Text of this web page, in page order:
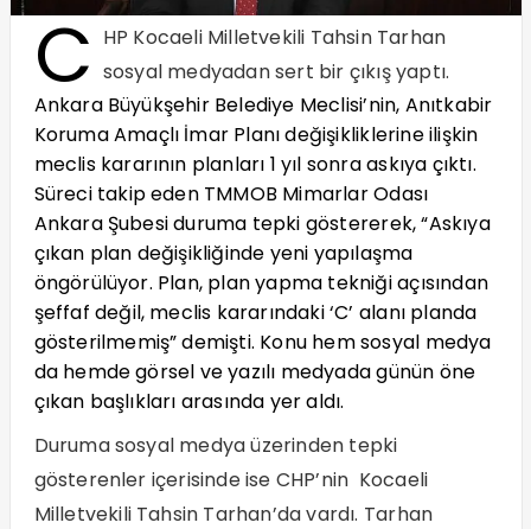
C HP Kocaeli Milletvekili Tahsin Tarhan
sosyal medyadan sert bir çıkış yaptı.
Ankara Büyükşehir Belediye Meclisi’nin, Anıtkabir
Koruma Amaçlı İmar Planı değişikliklerine ilişkin
meclis kararının planları 1 yıl sonra askıya çıktı.
Süreci takip eden TMMOB Mimarlar Odası
Ankara Şubesi duruma tepki göstererek, “Askıya
çıkan plan değişikliğinde yeni yapılaşma
öngörülüyor. Plan, plan yapma tekniği açısından
şeffaf değil, meclis kararındaki ‘C’ alanı planda
gösterilmemiş” demişti. Konu hem sosyal medya
da hemde görsel ve yazılı medyada günün öne
çıkan başlıkları arasında yer aldı.
Duruma sosyal medya üzerinden tepki
gösterenler içerisinde ise CHP’nin Kocaeli
Milletvekili Tahsin Tarhan’da vardı. Tarhan